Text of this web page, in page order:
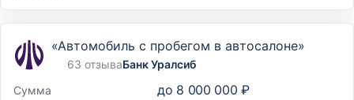
«Автомобиль с пробегом в автосалоне»
63 отзываБанк Уралсиб
Сумма
до 8 000 000 ₽